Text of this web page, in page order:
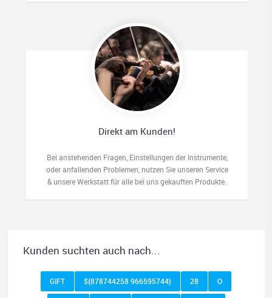
Direkt am Kunden!
Bei anstehenden Fragen, Einstellungen der Instrumente,
oder anfallenden Problemen, nutzen Sie unseren Service
& unsere Werkstatt für alle bei uns gekauften Produkte.
Kunden suchten auch nach...
GIFT ${878744258 966595744} 28 O